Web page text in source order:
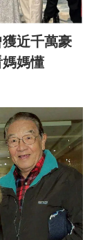
近千萬豪
媽懂